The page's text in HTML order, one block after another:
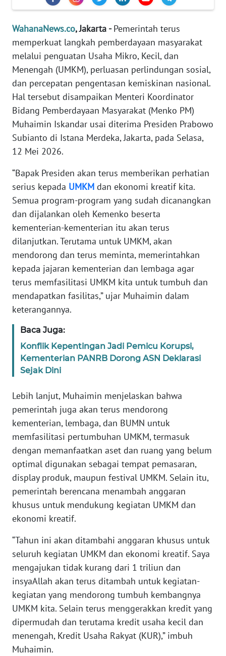
WahanaNews.co, Jakarta -Pemerintah terus
memperkuat langkah pemberdayaan masyarakat
melalui penguatan Usaha Mikro, Kecil, dan
Menengah (UMKM), perluasan perlindungan sosial,
dan percepatan pengentasan kemiskinan nasional.
Hal tersebut disampaikan Menteri Koordinator
Bidang Pemberdayaan Masyarakat (Menko PM)
Muhaimin Iskandar usai diterima Presiden Prabowo
Subianto di Istana Merdeka, Jakarta, pada Selasa,
12 Mei 2026.
“Bapak Presiden akan terus memberikan perhatian
serius kepada UMKM dan ekonomi kreatif kita.
Semua program-program yang sudah dicanangkan
dan dijalankan oleh Kemenko beserta
kementerian-kementerian itu akan terus
dilanjutkan. Terutama untuk UMKM, akan
mendorong dan terus meminta, memerintahkan
kepada jajaran kementerian dan lembaga agar
terus memfasilitasi UMKM kita untuk tumbuh dan
mendapatkan fasilitas,” ujar Muhaimin dalam
keterangannya.
Baca Juga:
Konflik Kepentingan Jadi Pemicu Korupsi,
Kementerian PANRB Dorong ASN Deklarasi
Sejak Dini
Lebih lanjut, Muhaimin menjelaskan bahwa
pemerintah juga akan terus mendorong
kementerian, lembaga, dan BUMN untuk
memfasilitasi pertumbuhan UMKM, termasuk
dengan memanfaatkan aset dan ruang yang belum
optimal digunakan sebagai tempat pemasaran,
display produk, maupun festival UMKM. Selain itu,
pemerintah berencana menambah anggaran
khusus untuk mendukung kegiatan UMKM dan
ekonomi kreatif.
“Tahun ini akan ditambahi anggaran khusus untuk
seluruh kegiatan UMKM dan ekonomi kreatif. Saya
mengajukan tidak kurang dari 1 triliun dan
insyaAllah akan terus ditambah untuk kegiatan-
kegiatan yang mendorong tumbuh kembangnya
UMKM kita. Selain terus menggerakkan kredit yang
dipermudah dan terutama kredit usaha kecil dan
menengah, Kredit Usaha Rakyat (KUR),” imbuh
Muhaimin.
INDEKS
KAMI
INFO
IKLAN
TENTANG
KAMI
PEDOMAN
MEDIA
SIBER
REDAKSI
KARIR
DISCLAIMER
News
Regional
WN
SUMUT
JAKARTA
WN
JABAR
WN
NTT
WN
KEPRI
WN
PAPUA
WN
PAPUA